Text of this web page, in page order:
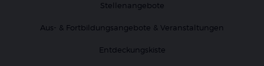
Stellenangebote
Aus- & Fortbildungsangebote & Veranstaltungen
Entdeckungskiste